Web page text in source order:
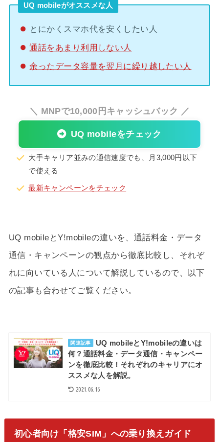
UQ mobileがオススメな人
とにかくスマホ代を安くしたい人
通話をあまり利用しない人
余ったデータ容量を翌月に繰り越したい人
＼ MNPで10,000円キャッシュバック ／
UQ mobileをチェック
大手キャリア並みの通信速度でも、月3,000円以下
で使える
最新キャンペーンをチェック
UQ mobileとY!mobileの違いを、通話料金・データ
通信・キャンペーンの観点から徹底比較し、それぞ
れに向いている人について解説しているので、以下
の記事も合わせてご覧ください。
関連記事
UQ mobileとY!mobileの違いは
何？通話料金・データ通信・キャンペー
ンを徹底比較！それぞれのキャリアにオ
ススメな人を解説。
2021.06.16
初心者向け「格安SIM」への乗り換えガイド